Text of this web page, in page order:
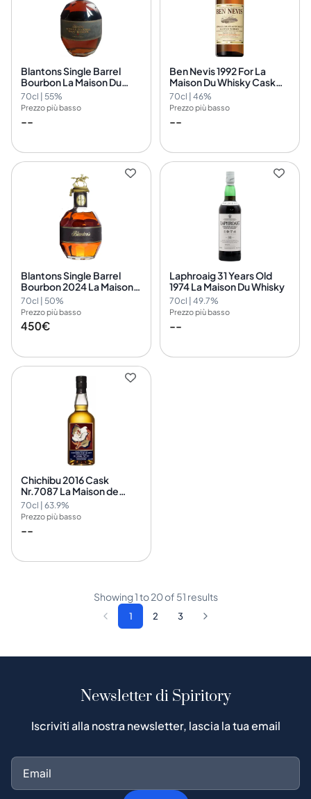
Blantons Single Barrel
Bourbon La Maison Du
Whisky Cask Nr.21
70cl | 55%
Prezzo più basso
--
Ben Nevis 1992 For La
Maison Du Whisky Cask
Nr.2614
70cl | 46%
Prezzo più basso
--
Blantons Single Barrel
Bourbon 2024 La Maison
du Whisky
70cl | 50%
Prezzo più basso
450€
Laphroaig 31 Years Old
1974 La Maison Du Whisky
70cl | 49.7%
Prezzo più basso
--
Chichibu 2016 Cask
Nr.7087 La Maison de
Whisky Singapore
70cl | 63.9%
Prezzo più basso
--
Showing1to20of 51 results
1 2 3
Newsletter di Spiritory
Iscriviti alla nostra newsletter, lascia la tua email